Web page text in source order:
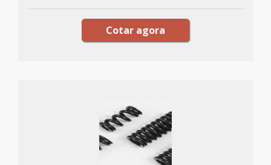
Cotar agora